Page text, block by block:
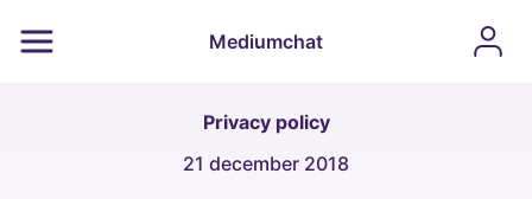
Mediumchat
Privacy policy
21 december 2018